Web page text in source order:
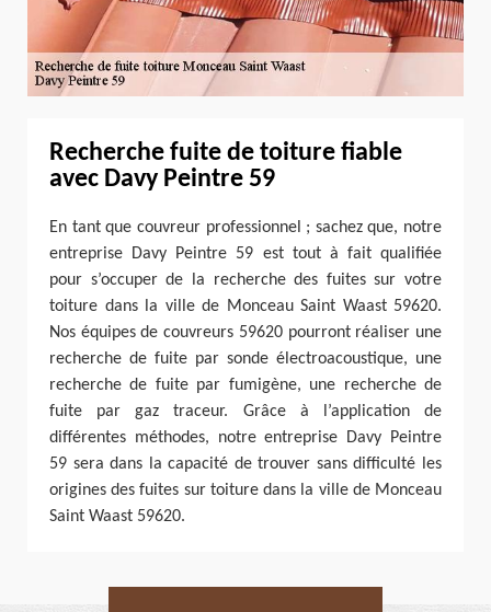
Recherche fuite de toiture fiable
avec Davy Peintre 59
En tant que couvreur professionnel ; sachez que, notre
entreprise Davy Peintre 59 est tout à fait qualifiée
pour s’occuper de la recherche des fuites sur votre
toiture dans la ville de Monceau Saint Waast 59620.
Nos équipes de couvreurs 59620 pourront réaliser une
recherche de fuite par sonde électroacoustique, une
recherche de fuite par fumigène, une recherche de
fuite par gaz traceur. Grâce à l’application de
différentes méthodes, notre entreprise Davy Peintre
59 sera dans la capacité de trouver sans difficulté les
origines des fuites sur toiture dans la ville de Monceau
Saint Waast 59620.